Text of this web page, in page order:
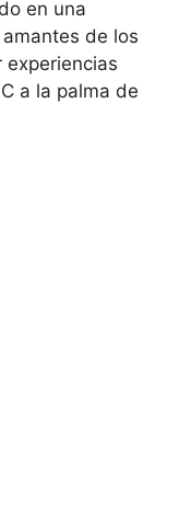
en una
de los
a la palma de